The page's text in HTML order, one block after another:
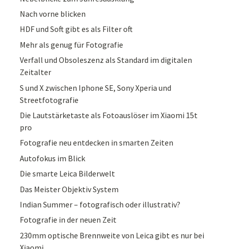
Nach vorne blicken
HDF und Soft gibt es als Filter oft
Mehr als genug für Fotografie
Verfall und Obsoleszenz als Standard im digitalen
Zeitalter
S und X zwischen Iphone SE, Sony Xperia und
Streetfotografie
Die Lautstärketaste als Fotoauslöser im Xiaomi 15t
pro
Fotografie neu entdecken in smarten Zeiten
Autofokus im Blick
Die smarte Leica Bilderwelt
Das Meister Objektiv System
Indian Summer – fotografisch oder illustrativ?
Fotografie in der neuen Zeit
230mm optische Brennweite von Leica gibt es nur bei